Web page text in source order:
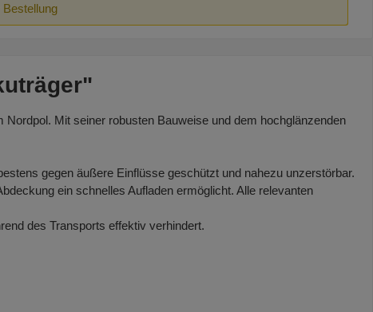
Bestellung
Mit seiner robusten Bauweise und dem hochglänzenden
gegen äußere Einflüsse geschützt und nahezu unzerstörbar.
ein schnelles Aufladen ermöglicht. Alle relevanten
des Transports effektiv verhindert.